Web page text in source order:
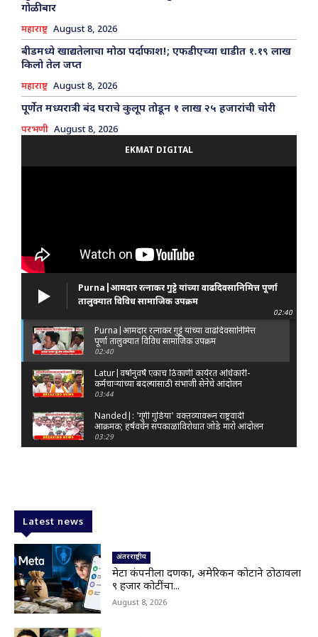
गोळीबार
महाराष्ट्र August 8, 2026
बीडमध्ये खाद्यतेलाचा मोठा पर्दाफाश!; एफडीएच्या धाडीत १.१९ लाख
किलो तेल जप्त
महाराष्ट्र August 8, 2026
पूर्णेत मध्यरात्री बंद घराचे कुलूप तोडून १ लाख २५ हजारांची चोरी
परभणी August 8, 2026
EKMAT DIGITAL
Purna|आमदार रत्नाकर गुट्टे यांच्या वाढदिवसानिमित्त पूर्णा
तालुक्यात विविध सामाजिक उपक्रम
02:40
Purna|आमदार रत्नाकर गुट्टे यांच्या वाढदिवसानिमित्त
पूर्णा तालुक्यात विविध सामाजिक उपक्रम
02:40
Latur|वर्षानुवर्षे एकाच ठिकाणी कार्यरत अधिकारी-
कर्मचाऱ्यांच्या बदल्यांसाठी संभाजी सेनेचे आंदोलन
03:44
Nanded|: 'गुंगी गुडिया' वक्तव्यावरून राष्ट्रवादी
आक्रमक; हर्षवर्धन सपकाळांविरोधात जोडे मारो आंदोलन
03:29
Latur|नांदेड–बिदर महामार्गावरील सिमेंट रस्त्याला मोठ्या
भेगा; अपघाताचा धोका
00:59
Latur|शिवराज पाटील चाकूरकर यांच्या भव्य स्मारकाची
तयारी; चार दिवसांत मोठा निर्णय!
03:22
Nanded|धर्मेंद्र प्रधानांच्या राजीनाम्यावर राकेश टिकैतांचे
Latest news
अंतरराष्ट्रीय
मेटा कंपनीला दणका, अमेरिकन कोर्टाने ठोठावला
९ हजार कोटींचा...
August 8, 2026